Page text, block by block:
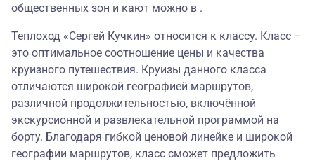
общественных зон и кают можно в .
Теплоход «Сергей Кучкин» относится к классу. Класс –
это оптимальное соотношение цены и качества
круизного путешествия. Круизы данного класса
отличаются широкой географией маршрутов,
различной продолжительностью, включённой
экскурсионной и развлекательной программой на
борту. Благодаря гибкой ценовой линейке и широкой
географии маршрутов, класс сможет предложить